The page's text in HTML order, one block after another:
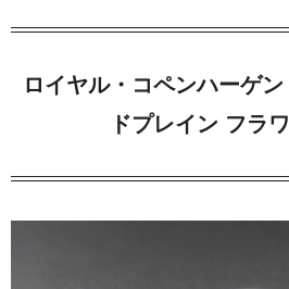
ロイヤル・コペンハーゲ
ドプレイン フラ